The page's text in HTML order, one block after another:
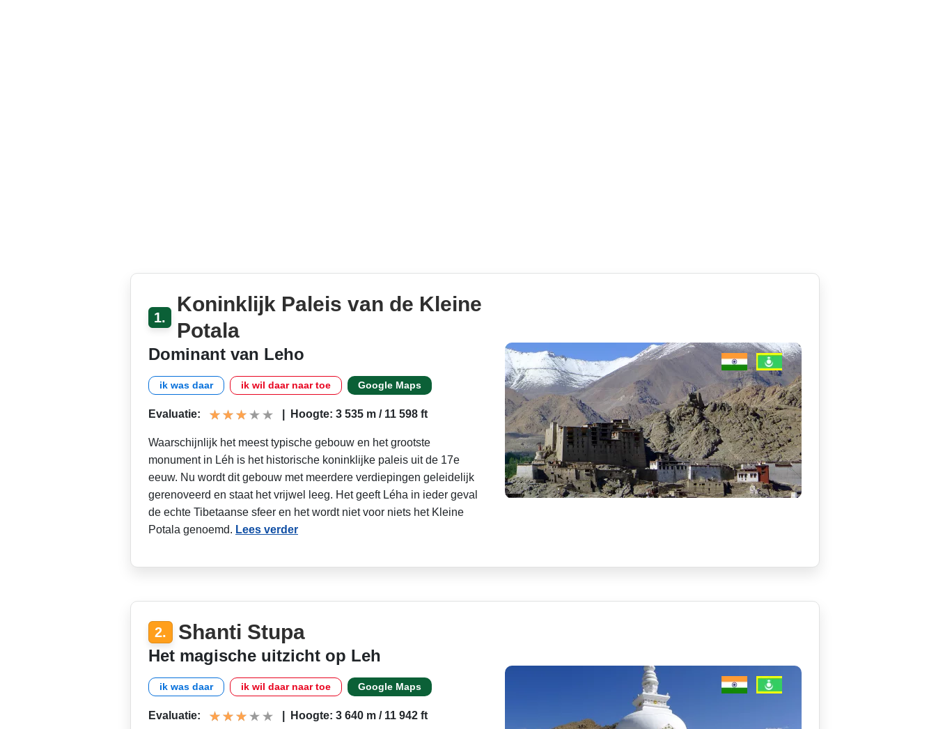
1.
Koninklijk Paleis van de Kleine
Potala
Dominant van Leho
ik was daar ik wil daar naar toe Google Maps
Evaluatie: Hoogte: 3 535 m / 11 598 ft
Waarschijnlijk het meest typische gebouw en het grootste
monument in Léh is het historische koninklijke paleis uit de 17e
eeuw. Nu wordt dit gebouw met meerdere verdiepingen geleidelijk
gerenoveerd en staat het vrijwel leeg. Het geeft Léha in ieder geval
de echte Tibetaanse sfeer en het wordt niet voor niets het Kleine
Potala genoemd. Lees verder
2. Shanti Stupa
Het magische uitzicht op Leh
ik was daar ik wil daar naar toe Google Maps
Evaluatie: Hoogte: 3 640 m / 11 942 ft